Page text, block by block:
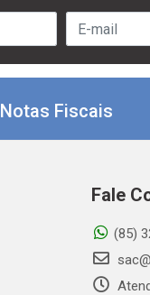
Notas Fiscais
Fale
(85)